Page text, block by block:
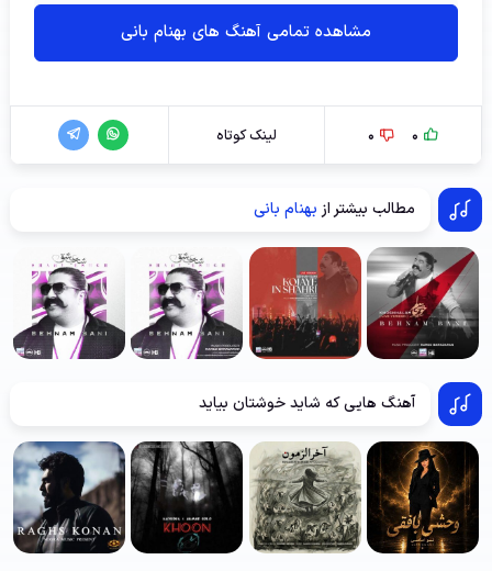
مشاهده تمامی آهنگ های بهنام بانی
0
0 لینک کوتاه
مطالب بیشتر از بهنام بانی
آهنگ هایی که شاید خوشتان بیاید